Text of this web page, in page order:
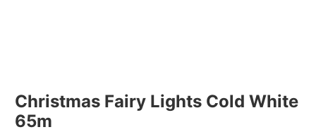
Christmas Fairy Lights Cold White
65m